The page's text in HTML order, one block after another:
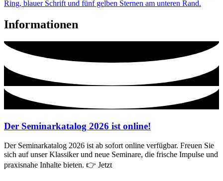
Informationen
Der Seminarkatalog 2026 ist online!
Der Seminarkatalog 2026 ist ab sofort online verfügbar. Freuen Sie
sich auf unser Klassiker und neue Seminare, die frische Impulse und
praxisnahe Inhalte bieten. 👉 Jetzt